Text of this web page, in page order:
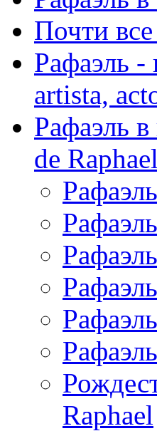
Почти
Рафаэль -
artista,
Рафаэль
de Raphael
Raphael